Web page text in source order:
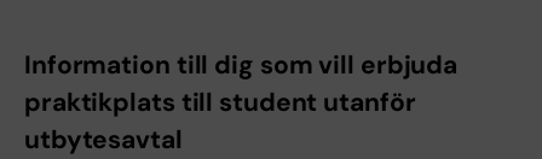
Information till dig som vill erbjuda
praktikplats till student utanför
utbytesavtal